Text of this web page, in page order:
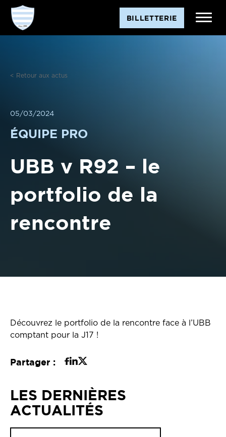
Aller
contenu
BILLETTERIE
< Retour aux actus
05/03/2024
ÉQUIPE PRO
UBB v R92 – le
portfolio de la
rencontre
Découvrez le portfolio de la rencontre face à l’UBB
comptant pour la J17 !
Partager :
LES DERNIÈRES
ACTUALITÉS